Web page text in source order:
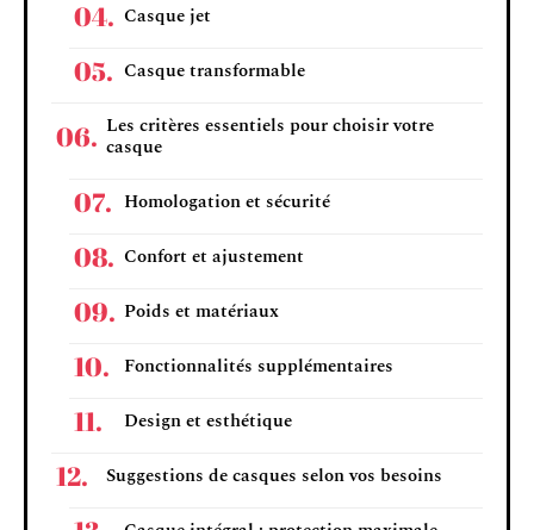
Casque jet
Casque transformable
Les critères essentiels pour choisir votre
casque
Homologation et sécurité
Confort et ajustement
Poids et matériaux
Fonctionnalités supplémentaires
Design et esthétique
Suggestions de casques selon vos besoins